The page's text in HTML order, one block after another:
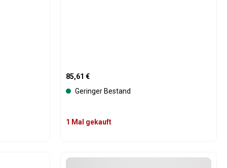
benutze die Schaltflächen um die
den gewünschten Wert ein oder
Regulärer Preis:
85,61 €
Geringer Bestand
1 Mal gekauft
Produkt Anzahl: Gib den